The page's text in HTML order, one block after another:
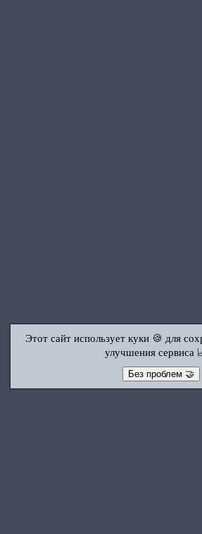
Этот сайт использует куки 🍪 для
улучшения сервиса
Без проблем 🤝